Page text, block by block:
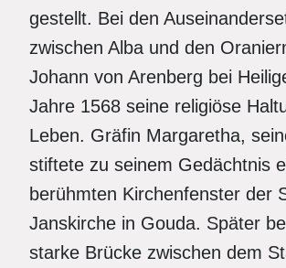
gestellt. Bei den
zwischen Alba und den
Johann von Arenberg bei
Jahre 1568 seine religiöse
Leben. Gräfin Margaretha,
stiftete zu seinem Gedächtnis
berühmten Kirchenfenster der
Janskirche in Gouda. Später
starke Brücke zwischen dem